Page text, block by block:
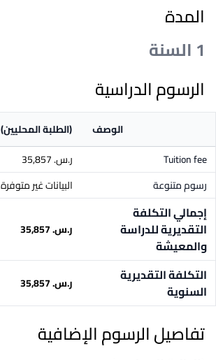
المدة
1 السنة
الرسوم الدراسية
الوصف (الطلبة المحليين)
Tuition fee
ر.س.‏ 35,857
رسوم متنوعة
البيانات غير متوفرة
إجمالي التكلفة
التقديرية للدراسة
والمعيشة
ر.س.‏ 35,857
التكلفة التقديرية
السنوية
ر.س.‏ 35,857
تفاصيل الرسوم الإضافية